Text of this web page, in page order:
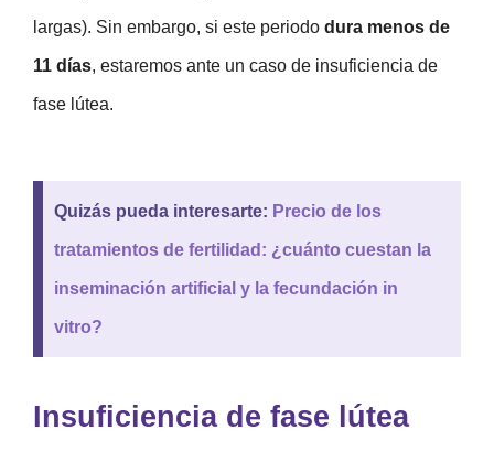
largas). Sin embargo, si este periodo dura menos de
11 días, estaremos ante un caso de insuficiencia de
fase lútea.
Quizás pueda interesarte: Precio de los
tratamientos de fertilidad: ¿cuánto cuestan la
inseminación artificial y la fecundación in
vitro?
Insuficiencia de fase lútea